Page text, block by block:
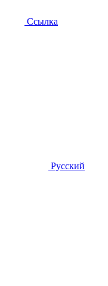
Ссылка
Русский